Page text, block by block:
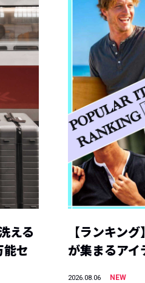
える
能セ
【ランキン
が集まるアイ
2026.08.06
NEW